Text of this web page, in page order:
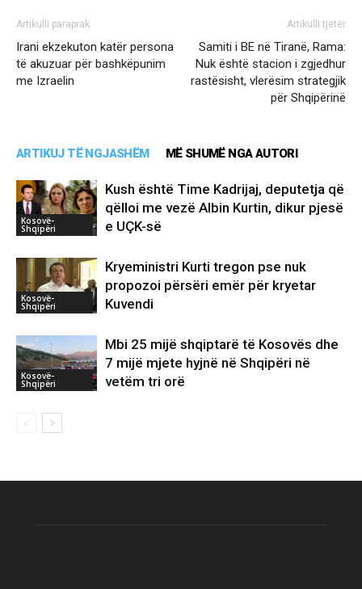
Artikulli paraprak
Irani ekzekuton katër persona
të akuzuar për bashkëpunim
me Izraelin
Artikulli tjetër
Samiti i BE në Tiranë, Rama:
Nuk është stacion i zgjedhur
rastësisht, vlerësim strategjik
për Shqipërinë
ARTIKUJ TË NGJASHËM MË SHUMË NGA AUTORI
Kosovë-
Shqipëri
Kush është Time Kadrijaj, deputetja që
qëlloi me vezë Albin Kurtin, dikur pjesë
e UÇK-së
Kosovë-
Shqipëri
Kryeministri Kurti tregon pse nuk
propozoi përsëri emër për kryetar
Kuvendi
Kosovë-
Shqipëri
Mbi 25 mijë shqiptarë të Kosovës dhe
7 mijë mjete hyjnë në Shqipëri në
vetëm tri orë